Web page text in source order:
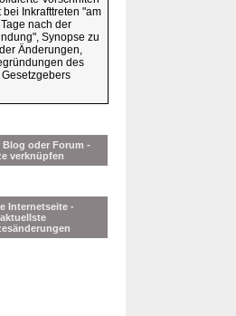
bei Inkrafttreten "am
Tage nach der
Synopse zu
Änderungen,
des
Gesetzgebers
Blog oder Forum -
verknüpfen
Internetseite -